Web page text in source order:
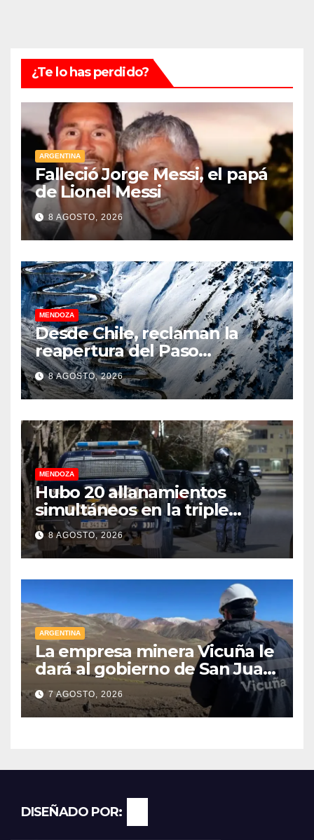
¿Te lo has perdido?
ARGENTINA
Falleció Jorge Messi, el papá
de Lionel Messi
8 AGOSTO, 2026
MENDOZA
Desde Chile, reclaman la
reapertura del Paso
Internacional Los
Libertadores: pérdidas
millonarias
8 AGOSTO, 2026
MENDOZA
Hubo 20 allanamientos
simultáneos en la triple
frontera de Luján, Maipú y
Godoy Cruz
8 AGOSTO, 2026
ARGENTINA
La empresa minera Vicuña le
dará al gobierno de San Juan
U$D 250 millones cómo un
aporte extraordinario y no
reembolsable
7 AGOSTO, 2026
DISEÑADO POR: